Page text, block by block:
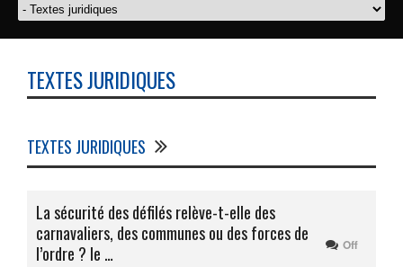
TEXTES JURIDIQUES
TEXTES JURIDIQUES
La sécurité des défilés relève-t-elle des
carnavaliers, des communes ou des forces de
l’ordre ? le …
Off